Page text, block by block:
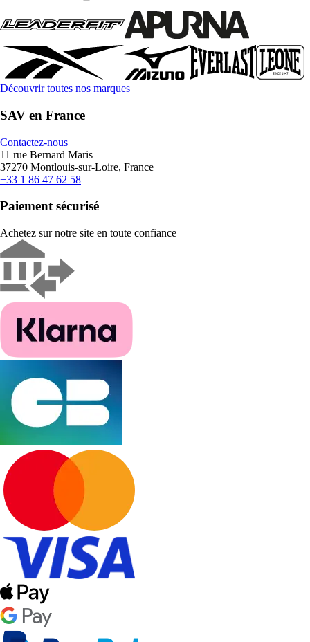
Découvrir toutes nos marques
SAV en France
Contactez-nous
11 rue Bernard Maris
37270 Montlouis-sur-Loire, France
+33 1 86 47 62 58
Paiement sécurisé
Achetez sur notre site en toute confiance